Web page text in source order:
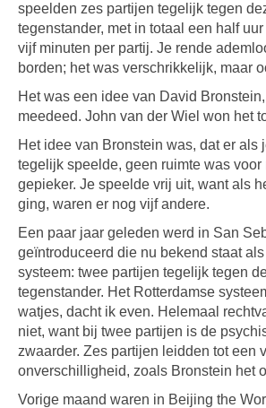
speelden zes partijen tegelijk tegen
tegenstander, met in totaal een half
vijf minuten per partij. Je rende
borden; het was verschrikkelijk, maar
Het was een idee van David
meedeed. John van der Wiel won het
Het idee van Bronstein was, dat er als
tegelijk speelde, geen ruimte was voor
gepieker. Je speelde vrij uit, want als
ging, waren er nog vijf andere.
Een paar jaar geleden werd in San
geïntroduceerd die nu bekend staat
systeem: twee partijen tegelijk tegen
tegenstander. Het Rotterdamse
watjes, dacht ik even. Helemaal
niet, want bij twee partijen is de
zwaarder. Zes partijen leidden tot een
onverschilligheid, zoals Bronstein het
Vorige maand waren in Beijing the